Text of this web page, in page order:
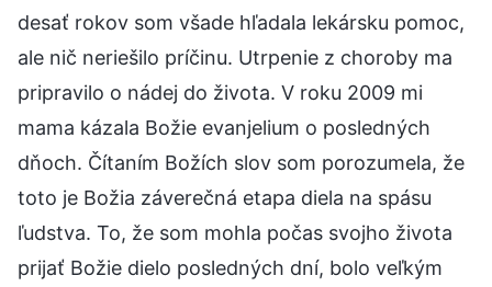
desať rokov som všade hľadala lekársku pomoc,
ale nič neriešilo príčinu. Utrpenie z choroby ma
pripravilo o nádej do života. V roku 2009 mi
mama kázala Božie evanjelium o posledných
dňoch. Čítaním Božích slov som porozumela, že
toto je Božia záverečná etapa diela na spásu
ľudstva. To, že som mohla počas svojho života
prijať Božie dielo posledných dní, bolo veľkým